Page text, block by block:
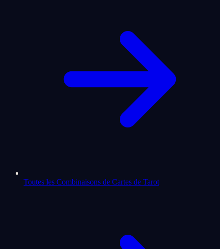
Toutes les Combinaisons de Cartes de Tarot